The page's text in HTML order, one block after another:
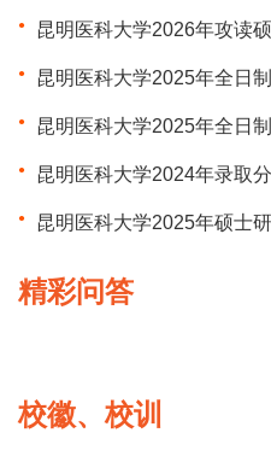
昆明医科大学2026年攻读
昆明医科大学2025年全日
昆明医科大学2025年全日
昆明医科大学2024年录取
昆明医科大学2025年硕士
精彩问答
校徽、校训